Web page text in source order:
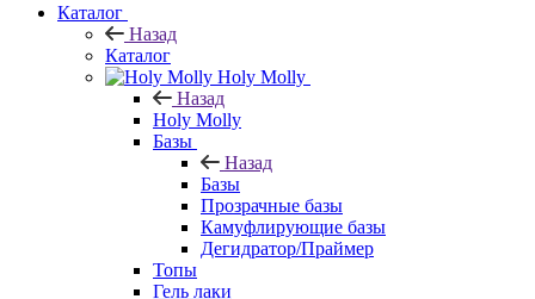
Каталог
Назад
Каталог
Holy Molly
Назад
Holy Molly
Базы
Назад
Базы
Прозрачные базы
Камуфлирующие базы
Дегидратор/Праймер
Топы
Гель лаки